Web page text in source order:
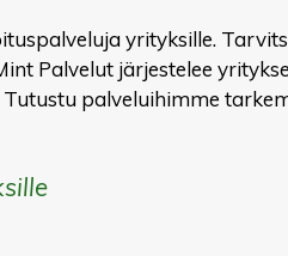
yrityksille.
Palvelut järjestelee
palveluihimme